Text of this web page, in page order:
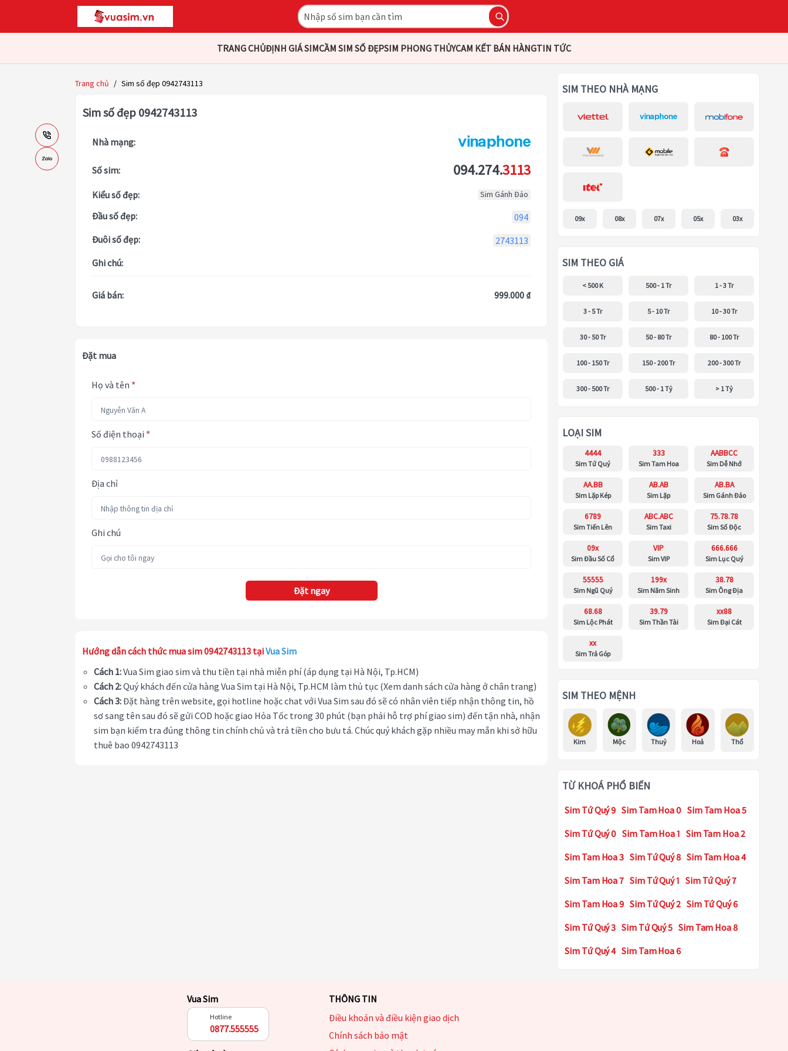
TRANG CHỦĐỊNH GIÁ SIMCẦM SIM SỐ ĐẸPSIM PHONG THỦYCAM KẾT BÁN HÀNGTIN TỨC
Trang chủ / Sim số đẹp 0942743113
Sim số đẹp 0942743113
Nhà mạng:
Số sim: 094.274.3113
Kiểu số đẹp: Sim Gánh Đảo
Đầu số đẹp:
094
Đuôi số đẹp:
2743113
Ghi chú:
Giá bán: 999.000 ₫
Đặt mua
Họ và tên *
Số điện thoại *
Địa chỉ
Ghi chú
Đặt ngay
Hướng dẫn cách thức mua sim 0942743113 tạiVua Sim
Cách 1:Vua Sim giao sim và thu tiền tại nhà miễn phí (áp dụng tại Hà Nội, Tp.HCM)
Cách 2:Quý khách đến cửa hàng Vua Sim tại Hà Nội, Tp.HCM làm thủ tục (Xem danh sách cửa hàng ở chân trang)
Cách 3:Đặt hàng trên website, gọi hotline hoặc chat với Vua Sim sau đó sẽ có nhân viên tiếp nhận thông tin, hồ
sơ sang tên sau đó sẽ gửi COD hoặc giao Hỏa Tốc trong 30 phút (bạn phải hỗ trợ phí giao sim) đến tận nhà, nhận
sim bạn kiểm tra đúng thông tin chính chủ và trả tiền cho bưu tá. Chúc quý khách gặp nhiều may mắn khi sở hữu
thuê bao 0942743113
SIM THEO NHÀ MẠNG
09x 08x 07x 05x 03x
SIM THEO GIÁ
< 500 K 500 - 1 Tr 1 - 3 Tr
3 - 5 Tr 5 - 10 Tr 10 - 30 Tr
30 - 50 Tr 50 - 80 Tr 80 - 100 Tr
100 - 150 Tr 150 - 200 Tr 200 - 300 Tr
300 - 500 Tr 500 - 1 Tỷ > 1 Tỷ
LOẠI SIM
4444
Sim Tứ Quý
333
Sim Tam Hoa
AABBCC
Sim Dễ Nhớ
AA.BB
Sim Lặp Kép
AB.AB
Sim Lặp
AB.BA
Sim Gánh Đảo
6789
Sim Tiến Lên
ABC.ABC
Sim Taxi
75.78.78
Sim Số Độc
09x
Sim Đầu Số Cổ
VIP
Sim VIP
666.666
Sim Lục Quý
55555
Sim Ngũ Quý
199x
Sim Năm Sinh
38.78
Sim Ông Địa
68.68
Sim Lộc Phát
39.79
Sim Thần Tài
xx88
Sim Đại Cát
xx
Sim Trả Góp
SIM THEO MỆNH
Kim Mộc Thuỷ Hoả Thổ
TỪ KHOÁ PHỔ BIẾN
Sim Tứ Quý 9 Sim Tam Hoa 0 Sim Tam Hoa 5
Sim Tứ Quý 0 Sim Tam Hoa 1 Sim Tam Hoa 2
Sim Tam Hoa 3 Sim Tứ Quý 8 Sim Tam Hoa 4
Sim Tam Hoa 7 Sim Tứ Quý 1 Sim Tứ Quý 7
Sim Tam Hoa 9 Sim Tứ Quý 2 Sim Tứ Quý 6
Sim Tứ Quý 3 Sim Tứ Quý 5 Sim Tam Hoa 8
Sim Tứ Quý 4 Sim Tam Hoa 6
Vua Sim
Hotline
0877.555555
THÔNG TIN
Điều khoản và điều kiện giao dịch
Chính sách bảo mật